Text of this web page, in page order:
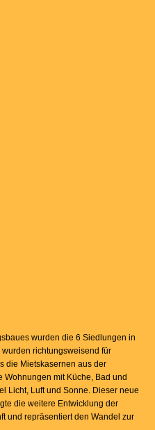
wurden die 6 Siedlungen in
richtungsweisend für
die Mietskasernen aus der
mit Küche, Bad und
Licht, Luft und Sonne. Dieser neue
die weitere Entwicklung der
und repräsentiert den Wandel zur